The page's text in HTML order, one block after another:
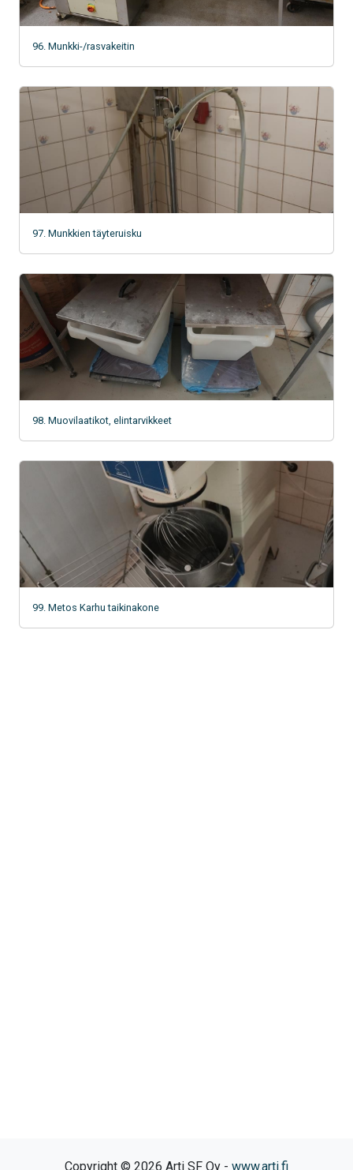
96. Munkki-/rasvakeitin
97. Munkkien täyteruisku
98. Muovilaatikot, elintarvikkeet
99. Metos Karhu taikinakone
Copyright © 2026 Arti SF Oy - www.arti.fi